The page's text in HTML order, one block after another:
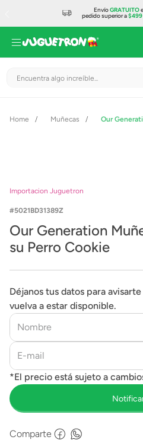
EnvíoGRATUITO
pedido superior a$499
Encuentra algo increíble...
Muñecas
Importacion Juguetron
5021BD31389Z
Our Generation
su Perro Cookie
Déjanos tus datos para
vuelva a estar disponible.
Comparte